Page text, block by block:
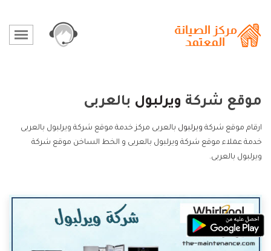
موقع شركة ويرلبول بالعربى
ارقام موقع شركة ويرلبول بالعربى مركز خدمة موقع شركة ويرلبول بالعربى
خدمة عملاء موقع شركة ويرلبول بالعربى و الخط الساخن موقع شركة
ويرلبول بالعربى.